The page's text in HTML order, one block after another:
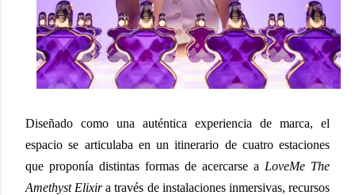
Diseñado como una auténtica experiencia de marca, el
espacio se articulaba en un itinerario de cuatro estaciones
que proponía distintas formas de acercarse a LoveMe The
Amethyst Elixira través de instalaciones inmersivas, recursos